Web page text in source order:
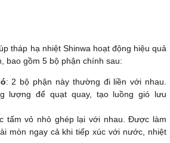
tháp hạ nhiệt Shinwa hoạt động hiệu quả
bao gồm 5 bộ phận chính sau:
: 2 bộ phận này thường đi liền với nhau.
lượng để quạt quay, tạo luồng gió lưu
tấm vỏ nhỏ ghép lại với nhau. Được làm
mòn ngay cả khi tiếp xúc với nước, nhiệt